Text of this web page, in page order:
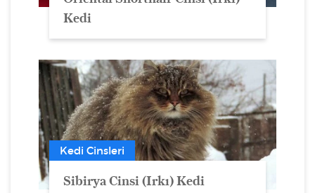
Kedi
Kedi Cinsleri
Sibirya Cinsi (Irkı) Kedi